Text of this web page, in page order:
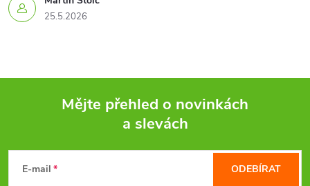
25.5.2026
Mějte přehled o novinkách
a slevách
E-mail ODEBÍRAT